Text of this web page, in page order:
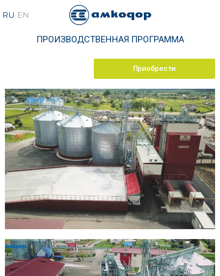
ПРОИЗВОДСТВЕННАЯ ПРОГРАММА
Приобрести